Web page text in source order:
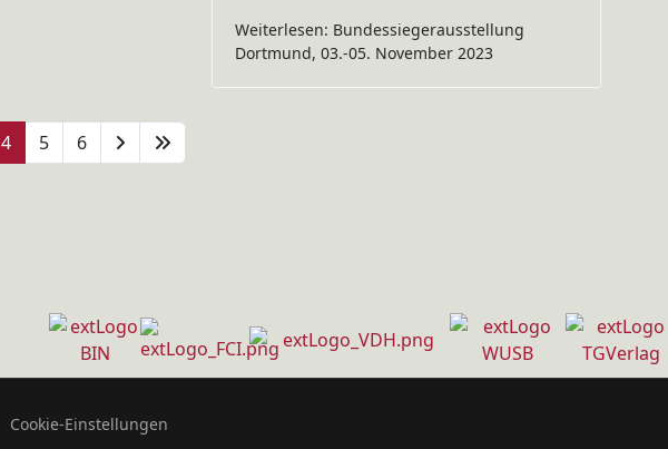
Weiterlesen: Bundessiegerausstellung
Dortmund, 03.-05. November 2023
4 5 6
Cookie-Einstellungen